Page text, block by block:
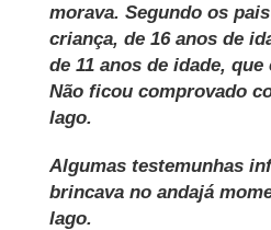
morava. Segundo os
criança, de 16 anos de
de 11 anos de idade,
Não ficou comprovado
lago.
Algumas testemunhas
brincava no andajá
lago.